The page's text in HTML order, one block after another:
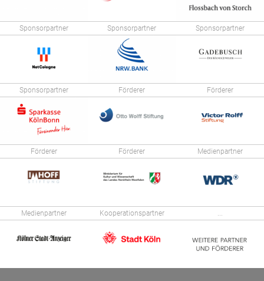
Sponsorpartner Sponsorpartner Sponsorpartner
Sponsorpartner Förderer Förderer
Förderer Förderer Medienpartner
Medienpartner Kooperationspartner ...